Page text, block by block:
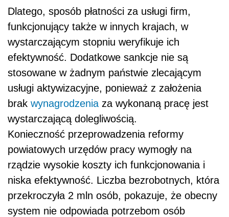
Dlatego, sposób płatności za usługi firm,
funkcjonujący także w innych krajach, w
wystarczającym stopniu weryfikuje ich
efektywność. Dodatkowe sankcje nie są
stosowane w żadnym państwie zlecającym
usługi aktywizacyjne, ponieważ z założenia
brak wynagrodzenia za wykonaną pracę jest
wystarczającą dolegliwością.
Konieczność przeprowadzenia reformy
powiatowych urzędów pracy wymogły na
rządzie wysokie koszty ich funkcjonowania i
niska efektywność. Liczba bezrobotnych, która
przekroczyła 2 mln osób, pokazuje, że obecny
system nie odpowiada potrzebom osób